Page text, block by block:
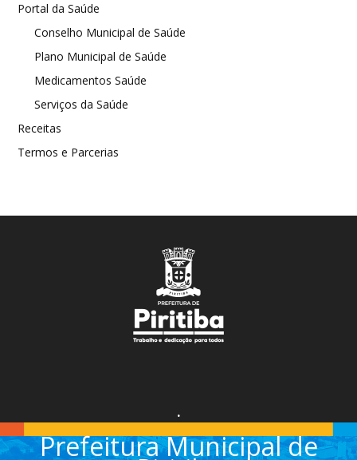
Portal da Saúde
Conselho Municipal de Saúde
Plano Municipal de Saúde
Medicamentos Saúde
Serviços da Saúde
Receitas
Termos e Parcerias
.
Prefeitura Municipal de